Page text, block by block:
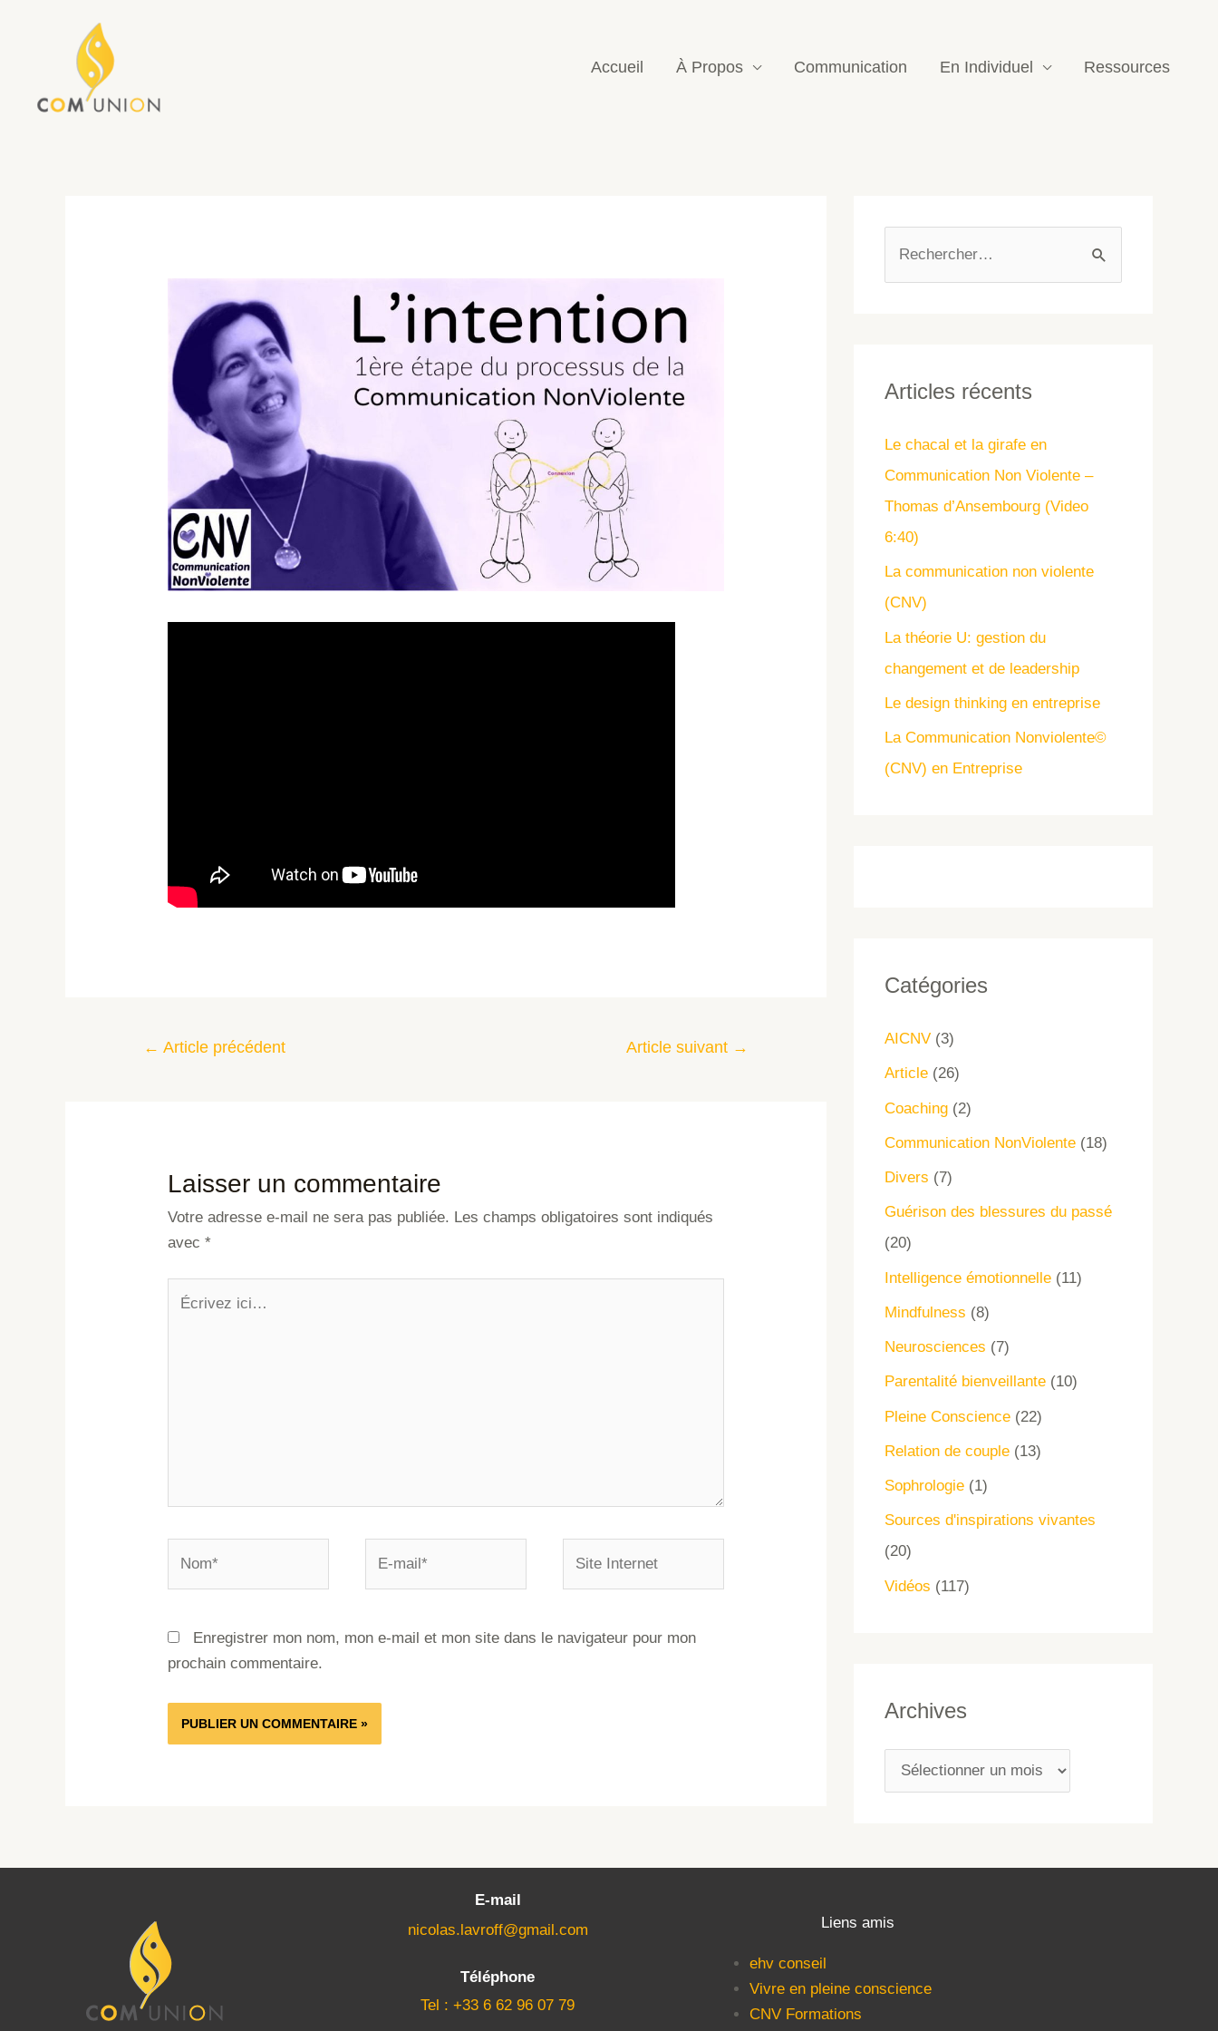
Accueil À Propos Communication En Individuel Ressources
← Article précédent Article suivant →
Laisser un commentaire
Votre adresse e-mail ne sera pas publiée. Les champs obligatoires sont indiqués
avec*
Enregistrer mon nom, mon e-mail et mon site dans le navigateur pour mon
prochain commentaire.
Articles récents
Le chacal et la girafe en
Communication Non Violente –
Thomas d’Ansembourg (Video
6:40)
La communication non violente
(CNV)
La théorie U: gestion du
changement et de leadership
Le design thinking en entreprise
La Communication Nonviolente©
(CNV) en Entreprise
Catégories
AICNV (3)
Article (26)
Coaching (2)
Communication NonViolente (18)
Divers (7)
Guérison des blessures du passé
(20)
Intelligence émotionnelle (11)
Mindfulness (8)
Neurosciences (7)
Parentalité bienveillante (10)
Pleine Conscience (22)
Relation de couple (13)
Sophrologie (1)
Sources d'inspirations vivantes
(20)
Vidéos (117)
Archives
E-mail
nicolas.lavroff@gmail.com
Téléphone
Tel : +33 6 62 96 07 79
Liens amis
ehv conseil
Vivre en pleine conscience
CNV Formations